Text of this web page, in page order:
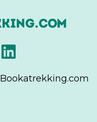
Bookatrekking.com